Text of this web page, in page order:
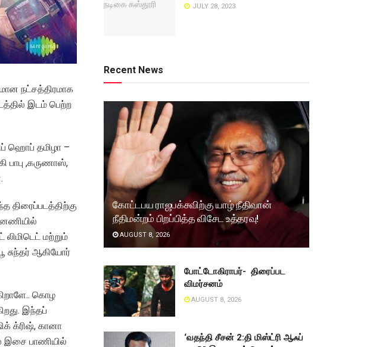
நட்சத்திரமாக
இடம் பெற்ற
ஹொப் தமிழா –
பாபு ,கருணாஸ்,
திரைப்படத்திற்கு
மற்றும்
சுந்தர் ஆகியோர்
கொழ
இந்தப்
க்ரிஷ், கானா
இசை பாணியில்
JULY 28, 2023
Recent News
கோட்டபய ராஜபக்சவிற்கு யாழ் நீதிவான்
நீதிமன்றம் பிறப்பித்த விசேட உத்தரவு!
AUGUST 8, 2026
போட்டோகிராபர்- ‌ திரைப்பட
விமர்சனம்
AUGUST 8, 2026
‘வதந்தி சீசன் 2:தி மிஸ்ட்ரி ஆஃப்